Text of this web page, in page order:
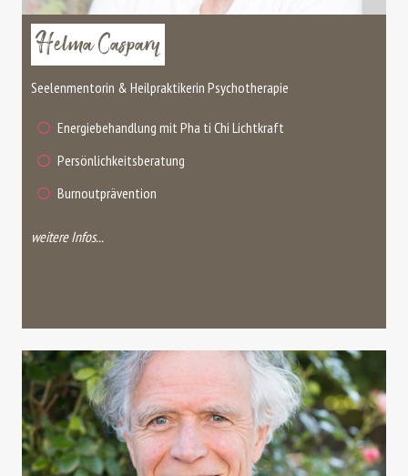
Helma Caspary
Seelenmentorin & Heilpraktikerin Psychotherapie
Energiebehandlung mit Pha ti Chi Lichtkraft
Persönlichkeitsberatung
Burnoutprävention
weitere Infos...